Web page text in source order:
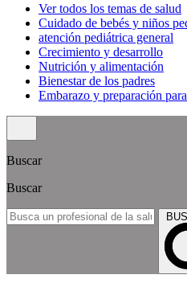
Ver todos los temas de salud
Cuidado de bebés y niños
atención pediátrica general
Crecimiento y desarrollo
Nutrición y alimentación
Bienestar de los padres
Embarazo y preparación
Buscar
Buscar